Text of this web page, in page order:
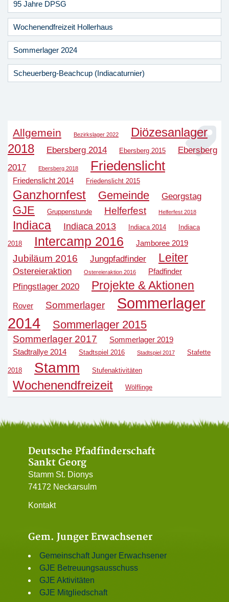
95 Jahre DPSG
Wochenendfreizeit Hollerhaus
Sommerlager 2024
Scheuerberg-Beachcup (Indiacaturnier)
Allgemein Bezirkslager 2022
Diözesanlager
2018
Ebersberg 2014 Ebersberg 2015
Ebersberg
2017
Ebersberg 2018 Friedenslicht
Friedenslicht 2014 Friedenslicht 2015
Ganzhornfest Gemeinde Georgstag
GJE Gruppenstunde Helferfest Helferfest 2018
Indiaca Indiaca 2013 Indiaca 2014 Indiaca
2018 Intercamp 2016 Jamboree 2019
Jubiläum 2016 Jungpfadfinder Leiter
Ostereieraktion Ostereieraktion 2016 Pfadfinder
Pfingstlager 2020 Projekte & Aktionen
Rover Sommerlager
Sommerlager
2014
Sommerlager 2015
Sommerlager 2017
Sommerlager 2019
Stadtrallye 2014
Stadtspiel 2016 Stadtspiel 2017 Stafette
2018 Stamm Stufenaktivitäten
Wochenendfreizeit Wölflinge
Deutsche Pfadfinderschaft
Sankt Georg
Stamm St. Dionys
74172 Neckarsulm
Kontakt
Gem. Junger Erwachsener
Gemeinschaft Junger Erwachsener
GJE Betreuungsausschuss
GJE Aktivitäten
GJE Mitgliedschaft